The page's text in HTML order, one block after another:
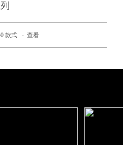
款式 - 查看